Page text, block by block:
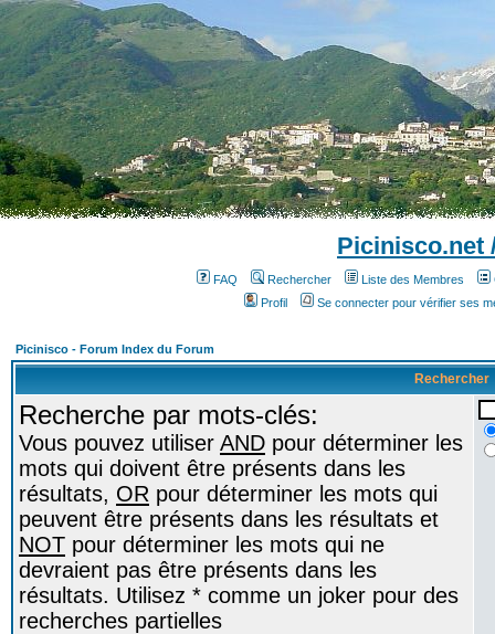
Picinisco.net
FAQ Rechercher Liste des Membres
Profil
Se connecter pour vérifier ses
Picinisco - Forum Index du Forum
Rechercher
Recherche par mots-clés:
Vous pouvez utiliser AND pour déterminer les
mots qui doivent être présents dans les
résultats, OR pour déterminer les mots qui
peuvent être présents dans les résultats et
NOT pour déterminer les mots qui ne
devraient pas être présents dans les
résultats. Utilisez * comme un joker pour des
recherches partielles